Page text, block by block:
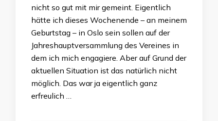
nicht so gut mit mir gemeint. Eigentlich
hätte ich dieses Wochenende – an meinem
Geburtstag – in Oslo sein sollen auf der
Jahreshauptversammlung des Vereines in
dem ich mich engagiere. Aber auf Grund der
aktuellen Situation ist das natürlich nicht
möglich. Das war ja eigentlich ganz
erfreulich …